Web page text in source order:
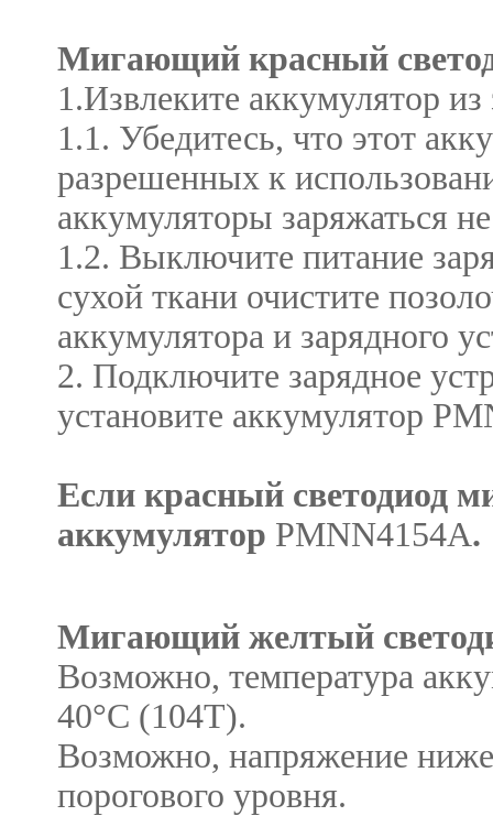
Мигающий красный
1.Извлеките аккумулятор из
1.1. Убедитесь, что этот
разрешенных к
аккумуляторы заряжаться
1.2. Выключите питание
сухой ткани очистите
аккумулятора и зарядного
2. Подключите зарядное
установите аккумулятор
Если красный светодиод
аккумулятор PMNN4154A.
Мигающий желтый
Возможно, температура
40°С (104Т).
Возможно, напряжение
порогового уровня.